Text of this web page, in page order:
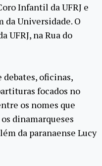
Infantil da UFRJ e
da Universidade. O
UFRJ, na Rua do
debates, oficinas,
focados no
os nomes que
dinamarqueses
da paranaense Lucy